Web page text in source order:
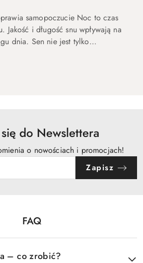
samopoczucie Noc to czas
Jakość i długość snu wpływają na
dnia. Sen nie jest tylko
organizm odbu...
do Newslettera
o nowościach i promocjach!
Zapisz
FAQ
– co zrobić?